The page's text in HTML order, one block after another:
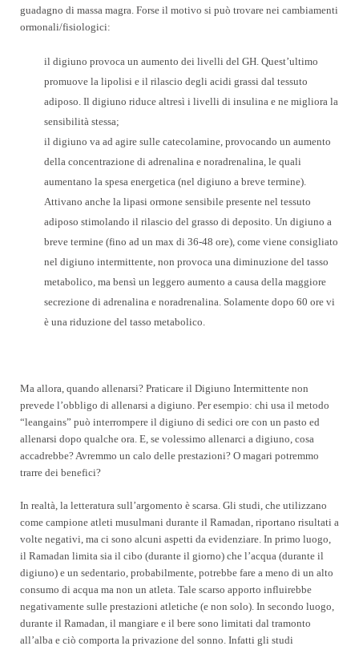
guadagno di massa magra. Forse il motivo si può trovare nei cambiamenti
ormonali/fisiologici:
il digiuno provoca un aumento dei livelli del GH. Quest’ultimo
promuove la lipolisi e il rilascio degli acidi grassi dal tessuto
adiposo. Il digiuno riduce altresì i livelli di insulina e ne migliora la
sensibilità stessa;
il digiuno va ad agire sulle catecolamine, provocando un aumento
della concentrazione di adrenalina e noradrenalina, le quali
aumentano la spesa energetica (nel digiuno a breve termine).
Attivano anche la lipasi ormone sensibile presente nel tessuto
adiposo stimolando il rilascio del grasso di deposito. Un digiuno a
breve termine (fino ad un max di 36-48 ore), come viene consigliato
nel digiuno intermittente, non provoca una diminuzione del tasso
metabolico, ma bensì un leggero aumento a causa della maggiore
secrezione di adrenalina e noradrenalina. Solamente dopo 60 ore vi
è una riduzione del tasso metabolico.
Ma allora, quando allenarsi? Praticare il Digiuno Intermittente non
prevede l’obbligo di allenarsi a digiuno. Per esempio: chi usa il metodo
“leangains” può interrompere il digiuno di sedici ore con un pasto ed
allenarsi dopo qualche ora. E, se volessimo allenarci a digiuno, cosa
accadrebbe? Avremmo un calo delle prestazioni? O magari potremmo
trarre dei benefici?
In realtà, la letteratura sull’argomento è scarsa. Gli studi, che utilizzano
come campione atleti musulmani durante il Ramadan, riportano risultati a
volte negativi, ma ci sono alcuni aspetti da evidenziare. In primo luogo,
il Ramadan limita sia il cibo (durante il giorno) che l’acqua (durante il
digiuno) e un sedentario, probabilmente, potrebbe fare a meno di un alto
consumo di acqua ma non un atleta. Tale scarso apporto influirebbe
negativamente sulle prestazioni atletiche (e non solo). In secondo luogo,
durante il Ramadan, il mangiare e il bere sono limitati dal tramonto
all’alba e ciò comporta la privazione del sonno. Infatti gli studi